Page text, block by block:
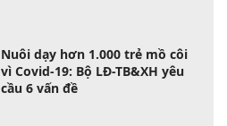
Nuôi dạy hơn 1.000 trẻ mồ côi
vì Covid-19: Bộ LĐ-TB&XH yêu
cầu 6 vấn đề